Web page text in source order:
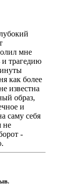
мне
трагедию
как более
известна
образ,
и
саму себя
не
-